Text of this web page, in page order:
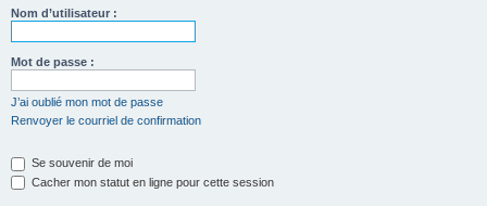
Nom d’utilisateur :
Mot de passe :
J’ai oublié mon mot de passe
Renvoyer le courriel de confirmation
Se souvenir de moi
Cacher mon statut en ligne pour cette session